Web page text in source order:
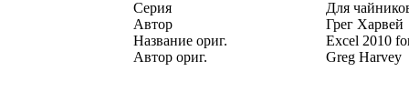
Серия
Для
Автор
Грег Харвей
Название ориг.
Excel 2010
Автор ориг.
Greg Harvey